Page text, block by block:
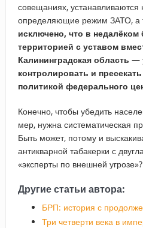
совещаниях,
определяющие режим ЗАТО, а
исключено, что в
территорией с уставом
Калининградская область
контролировать и
политикой федерального
Конечно, чтобы убедить
мер, нужна систематическая
Быть может, потому и
антикварной табакерки с
«эксперты по внешней угрозе»?
Другие статьи автора:
БРП: история с
Три четверти века в